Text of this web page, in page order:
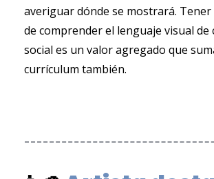
averiguar dónde se mostrará. Tener
de comprender el lenguaje visual de
social es un valor agregado que
currículum también.